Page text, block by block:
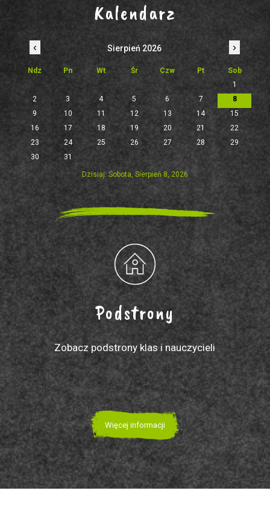
Kalendarz
‹ Sierpień 2026 ›
Ndz Pn Wt Śr Czw Pt
Sob
1
2
3 4 5 6 7
8
9
10 11 12 13 14
15
16
17 18 19 20 21
22
23
24 25 26 27 28
29
30
31
Dzisiaj: Sobota, Sierpień 8, 2026
Podstrony
Zobacz podstrony klas i nauczycieli
Więcej informacji